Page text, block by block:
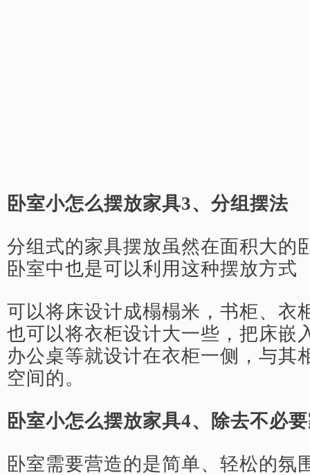
卧室小怎么摆放家具3、分组摆法
分组式的家具摆放虽然在面积大的
卧室中也是可以利用这种摆放方式
可以将床设计成榻榻米，书柜、衣
也可以将衣柜设计大一些，把床嵌
办公桌等就设计在衣柜一侧，与其
空间的。
卧室小怎么摆放家具4、除去不必
卧室需要营造的是简单、轻松的氛